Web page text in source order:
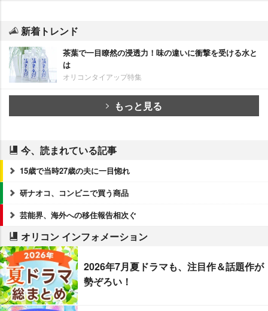
新着トレンド
茶葉で一目瞭然の浸透力！味の違いに衝撃を受ける水と
は
オリコンタイアップ特集
もっと見る
今、読まれている記事
15歳で当時27歳の夫に一目惚れ
研ナオコ、コンビニで買う商品
芸能界、海外への移住報告相次ぐ
オリコン インフォメーション
2026年7月夏ドラマも、注目作＆話題作が
勢ぞろい！